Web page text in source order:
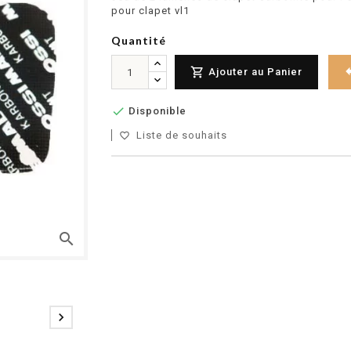
search

pour clapet vl1
Quantité
 Ajouter au Panier
 Disponible
favorite_border Liste de souhaits